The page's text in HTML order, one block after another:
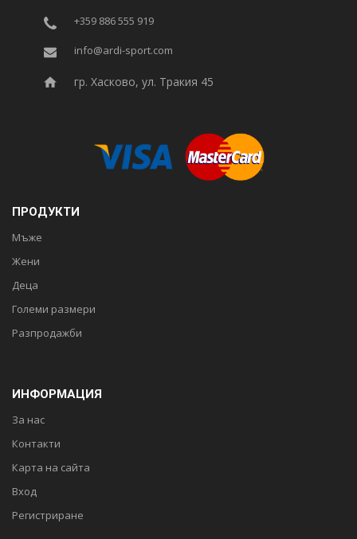
+359 886 555 919
info@ardi-sport.com
гр. Хасково, ул. Тракия 45
ПРОДУКТИ
Мъже
Жени
Деца
Големи размери
Разпродажби
ИНФОРМАЦИЯ
За нас
Контакти
Карта на сайта
Вход
Регистриране